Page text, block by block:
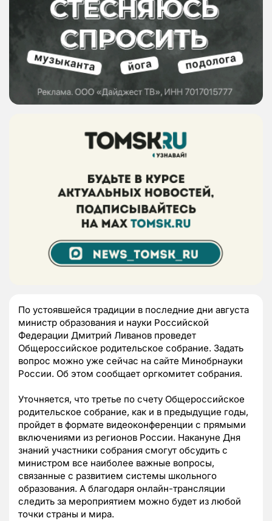
По устоявшейся традиции в последние дни августа
министр образования и науки Российской
Федерации Дмитрий Ливанов проведет
Общероссийское родительское собрание. Задать
вопрос можно уже сейчас на сайте Минобрнауки
России. Об этом сообщает оргкомитет собрания.
Уточняется, что третье по счету Общероссийское
родительское собрание, как и в предыдущие годы,
пройдет в формате видеоконференции с прямыми
включениями из регионов России. Накануне Дня
знаний участники собрания смогут обсудить с
министром все наиболее важные вопросы,
связанные с развитием системы школьного
образования. А благодаря онлайн-трансляции
следить за мероприятием можно будет из любой
точки страны и мира.